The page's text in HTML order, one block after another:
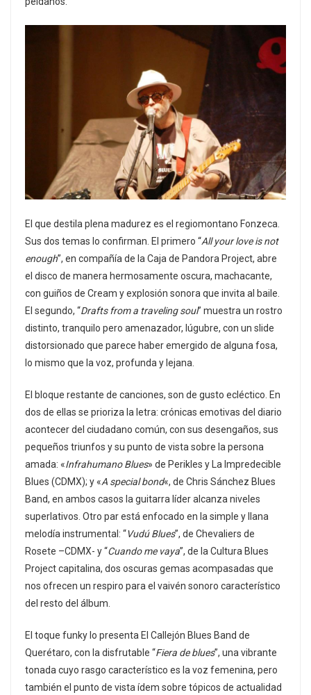
El que destila plena madurez es el regiomontano Fonzeca.
Sus dos temas lo confirman. El primero “All your love is not
enough”, en compañía de la Caja de Pandora Project, abre
el disco de manera hermosamente oscura, machacante,
con guiños de Cream y explosión sonora que invita al baile.
El segundo, “Drafts from a traveling soul” muestra un rostro
distinto, tranquilo pero amenazador, lúgubre, con un slide
distorsionado que parece haber emergido de alguna fosa,
lo mismo que la voz, profunda y lejana.
El bloque restante de canciones, son de gusto ecléctico. En
dos de ellas se prioriza la letra: crónicas emotivas del diario
acontecer del ciudadano común, con sus desengaños, sus
pequeños triunfos y su punto de vista sobre la persona
amada: «Infrahumano Blues» de Perikles y La Impredecible
Blues (CDMX); y «A special bond«, de Chris Sánchez Blues
Band, en ambos casos la guitarra líder alcanza niveles
superlativos. Otro par está enfocado en la simple y llana
melodía instrumental: “Vudú Blues”, de Chevaliers de
Rosete –CDMX- y “Cuando me vaya”, de la Cultura Blues
Project capitalina, dos oscuras gemas acompasadas que
nos ofrecen un respiro para el vaivén sonoro característico
del resto del álbum.
El toque funky lo presenta El Callejón Blues Band de
Querétaro, con la disfrutable “Fiera de blues”, una vibrante
tonada cuyo rasgo característico es la voz femenina, pero
también el punto de vista ídem sobre tópicos de actualidad